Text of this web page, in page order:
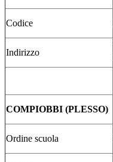
Codice
Indirizzo
COMPIOBBI (PLESSO)
Ordine scuola